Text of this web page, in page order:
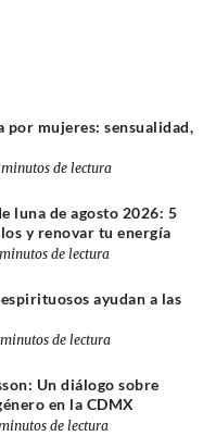
mujeres: sensualidad,
de lectura
luna de agosto 2026: 5
y renovar tu energía
de lectura
ayudan a las
de lectura
Un diálogo sobre
en la CDMX
de lectura